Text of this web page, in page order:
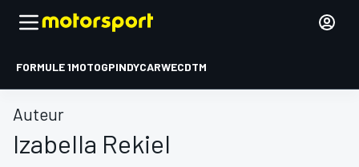
FORMULE 1MOTOGPINDYCARWECDTM
Auteur
Izabella Rekiel